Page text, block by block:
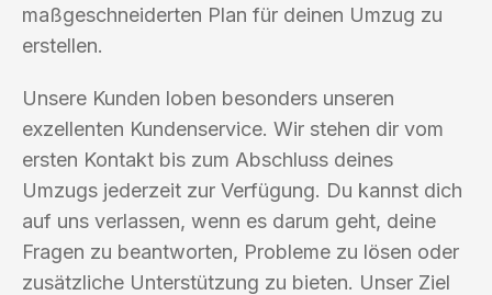
maßgeschneiderten Plan für deinen Umzug zu
erstellen.
Unsere Kunden loben besonders unseren
exzellenten Kundenservice. Wir stehen dir vom
ersten Kontakt bis zum Abschluss deines
Umzugs jederzeit zur Verfügung. Du kannst dich
auf uns verlassen, wenn es darum geht, deine
Fragen zu beantworten, Probleme zu lösen oder
zusätzliche Unterstützung zu bieten. Unser Ziel